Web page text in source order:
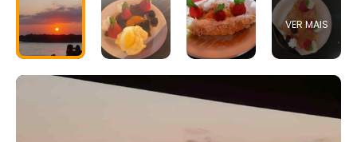
VER MAIS